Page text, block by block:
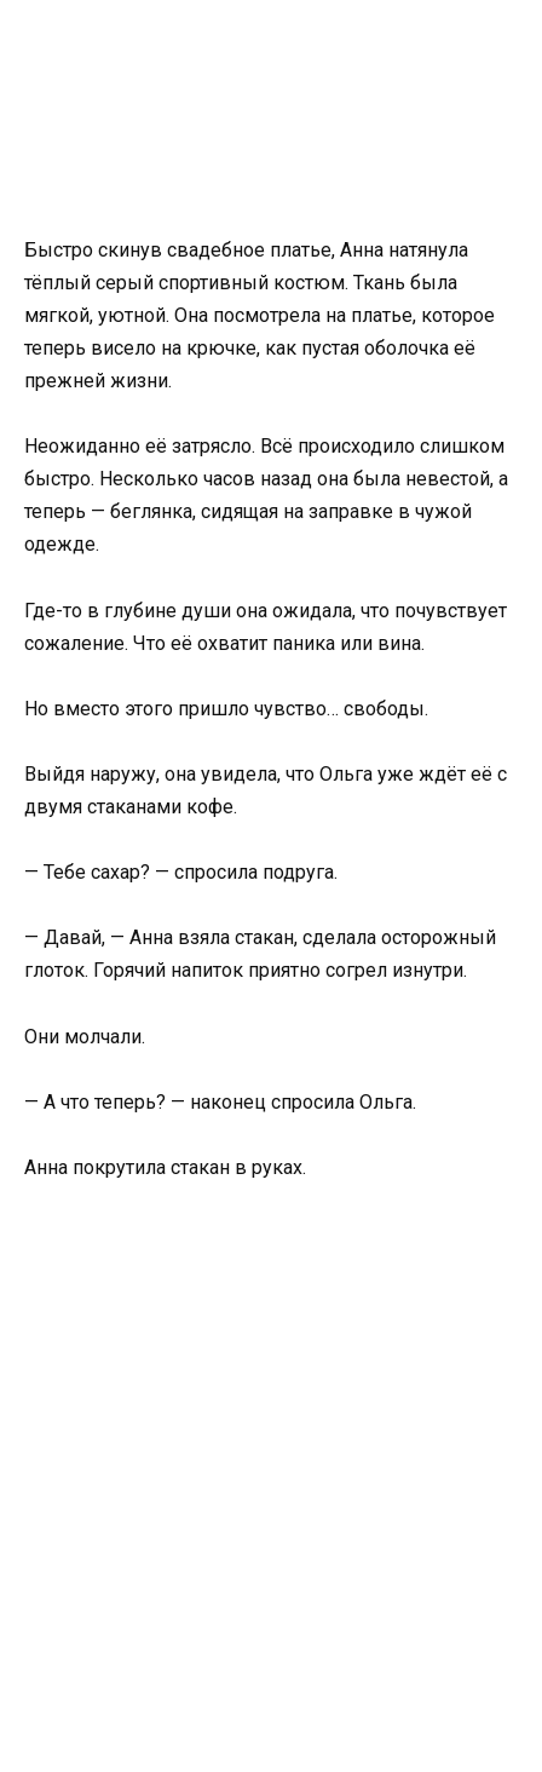
Быстро скинув свадебное платье, Анна натянула
тёплый серый спортивный костюм. Ткань была
мягкой, уютной. Она посмотрела на платье, которое
теперь висело на крючке, как пустая оболочка её
прежней жизни.
Неожиданно её затрясло. Всё происходило слишком
быстро. Несколько часов назад она была невестой, а
теперь — беглянка, сидящая на заправке в чужой
одежде.
Где-то в глубине души она ожидала, что почувствует
сожаление. Что её охватит паника или вина.
Но вместо этого пришло чувство… свободы.
Выйдя наружу, она увидела, что Ольга уже ждёт её с
двумя стаканами кофе.
— Тебе сахар? — спросила подруга.
— Давай, — Анна взяла стакан, сделала осторожный
глоток. Горячий напиток приятно согрел изнутри.
Они молчали.
— А что теперь? — наконец спросила Ольга.
Анна покрутила стакан в руках.